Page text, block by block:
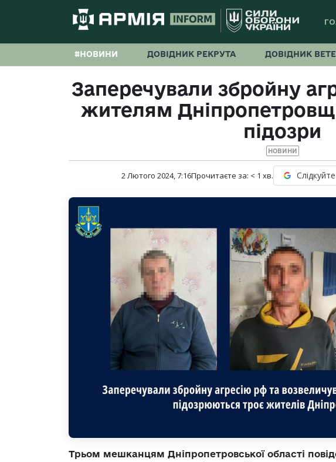
#НОВИНИ ДОВІДНИК РЕКРУТА ДОВІДНИК
Заперечували збройну
жителям
підозри
НОВИНИ
2 Лютого 2024, 7:16Прочитаєте за: < 1 хв.
Трьом мешканцям Дніпропетровської області